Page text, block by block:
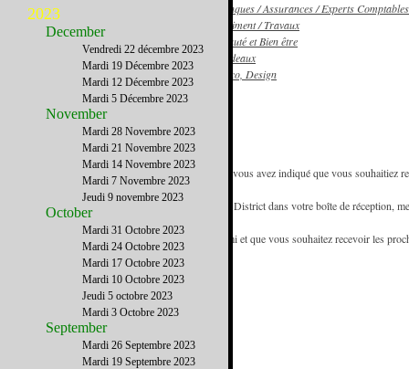
Banques / Assurances / Experts Comptables
Bâtiment / Travaux
Beauté et Bien être
Cadeaux
Déco, Design
- Vous recevez la newsletter de French District car vous avez indiqué que vous souhaitiez
référence des francophones de New York.
- Pour être certain de recevoir les emails de French District dans votre boîte de réception,
d'adresses.
- Si vous recevez cette newsletter de la part d'un ami et que vous souhaitez recevoir les
www.FrenchDistrict.com gratuitement.
2023
December
Vendredi 22 décembre 2023
Mardi 19 Décembre 2023
Mardi 12 Décembre 2023
Mardi 5 Décembre 2023
November
Mardi 28 Novembre 2023
Mardi 21 Novembre 2023
Mardi 14 Novembre 2023
Mardi 7 Novembre 2023
Jeudi 9 novembre 2023
October
Mardi 31 Octobre 2023
Mardi 24 Octobre 2023
Mardi 17 Octobre 2023
Mardi 10 Octobre 2023
Jeudi 5 octobre 2023
Mardi 3 Octobre 2023
September
Mardi 26 Septembre 2023
Mardi 19 Septembre 2023